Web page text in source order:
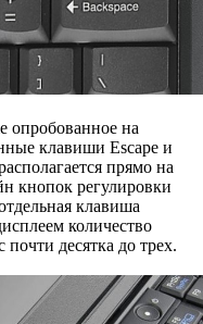
опробованное на
клавиши Escape и
прямо на
кнопок регулировки
клавиша
количество
десятка до трех.